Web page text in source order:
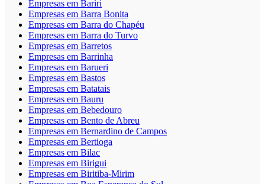
Empresas em Bariri
Empresas em Barra Bonita
Empresas em Barra do Chapéu
Empresas em Barra do Turvo
Empresas em Barretos
Empresas em Barrinha
Empresas em Barueri
Empresas em Bastos
Empresas em Batatais
Empresas em Bauru
Empresas em Bebedouro
Empresas em Bento de Abreu
Empresas em Bernardino de Campos
Empresas em Bertioga
Empresas em Bilac
Empresas em Birigui
Empresas em Biritiba-Mirim